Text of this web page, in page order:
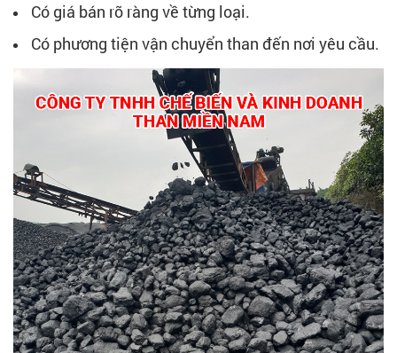
Có giá bán rõ ràng về từng loại.
Có phương tiện vận chuyển than đến nơi yêu cầu.